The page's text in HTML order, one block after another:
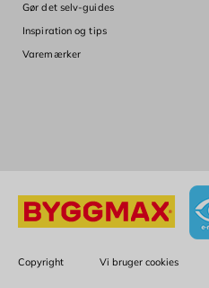
Gør det selv-guides
Inspiration og tips
Varemærker
Copyright Vi bruger cookies